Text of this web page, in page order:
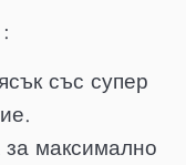
със супер
максимално